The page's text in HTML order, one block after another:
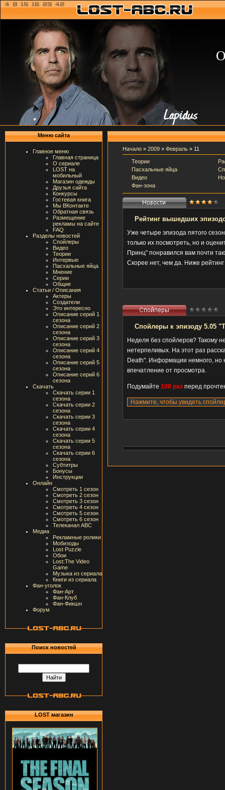
Меню сайта
Главное меню
Главная страница
О сериале
LOST на
мобильный
Магазин одежды
Друзья сайта
Конкурсы
Гостевая книга
Мы ВКонтакте
Обратная связь
Размещение
рекламы на сайте
FAQ
Разделы новостей
Спойлеры
Видео
Теории
Интервью
Пасхальные яйца
Мнение
Серии
Общие
Статьи / Описания
Актеры
Создатели
Это интересно
Описание серий 1
сезона
Описание серий 2
сезона
Описание серий 3
сезона
Описание серий 4
сезона
Описание серий 5
сезона
Описание серий 6
сезона
Скачать
Скачать серии 1
сезона
Скачать серии 2
сезона
Скачать серии 3
сезона
Скачать серии 4
сезона
Скачать серии 5
сезона
Скачать серии 6
сезона
Субтитры
Бонусы
Инструкции
Онлайн
Смотреть 1 сезон
Смотреть 2 сезон
Смотреть 3 сезон
Смотреть 4 сезон
Смотреть 5 сезон
Смотреть 6 сезон
Телеканал ABC
Медиа
Рекламные ролики
Мобизоды
Lost Puzzle
Обои
Lost:The Video
Game
Музыка из сериала
Книги из сериала
Фан-уголок
Фан-Арт
Фан-Клуб
Фан-Фикшн
Форум
Поиск новостей
LOST магазин
Начало » 2009 » Февраль » 11
Теории
Пасхальные яйца
Видео
Фан-зона
Рейтинг вышедших
Уже четыре эпизода пятого
только их посмотреть, но и
Принц" понравился вам почти
Скорее нет, чем да. Ниже
Спойлеры к эпизоду 5.05
Неделя без спойлеров? Такому
нетерпеливых. На этот раз
Death". Информации немного, но
впечатление от просмотра.
Подумайте 108 раз перед